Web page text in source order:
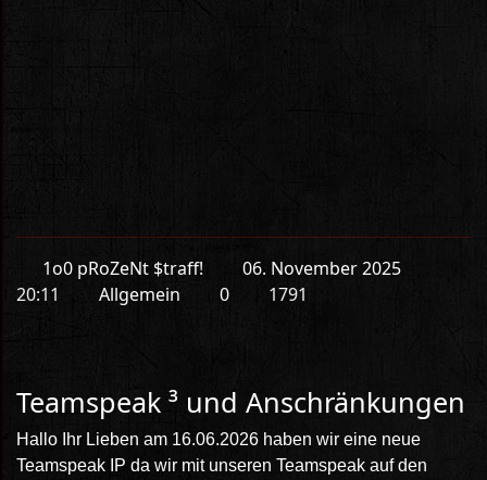
1o0 pRoZeNt $traff!
06. November 2025
20:11
Allgemein 0 1791
Teamspeak ³ und Anschränkungen
Hallo Ihr Lieben am 16.06.2026 haben wir eine neue
Teamspeak IP da wir mit unseren Teamspeak auf den